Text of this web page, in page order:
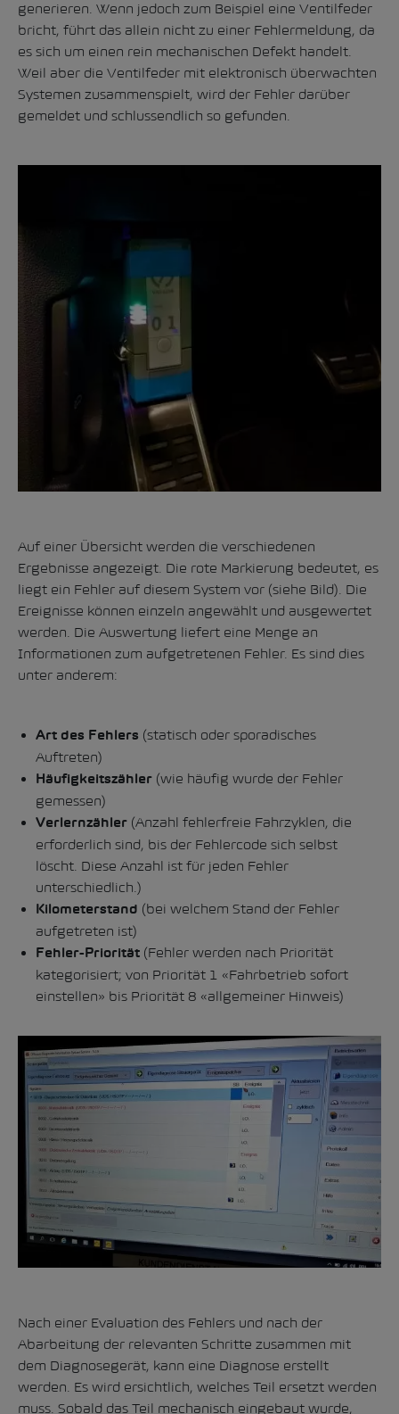
generieren. Wenn jedoch zum Beispiel eine Ventilfeder
bricht, führt das allein nicht zu einer Fehlermeldung, da
es sich um einen rein mechanischen Defekt handelt.
Weil aber die Ventilfeder mit elektronisch überwachten
Systemen zusammenspielt, wird der Fehler darüber
gemeldet und schlussendlich so gefunden.
Auf einer Übersicht werden die verschiedenen
Ergebnisse angezeigt. Die rote Markierung bedeutet, es
liegt ein Fehler auf diesem System vor (siehe Bild). Die
Ereignisse können einzeln angewählt und ausgewertet
werden. Die Auswertung liefert eine Menge an
Informationen zum aufgetretenen Fehler. Es sind dies
unter anderem:
Art des Fehlers (statisch oder sporadisches
Auftreten)
Häufigkeitszähler (wie häufig wurde der Fehler
gemessen)
Verlernzähler (Anzahl fehlerfreie Fahrzyklen, die
erforderlich sind, bis der Fehlercode sich selbst
löscht. Diese Anzahl ist für jeden Fehler
unterschiedlich.)
Kilometerstand (bei welchem Stand der Fehler
aufgetreten ist)
Fehler-Priorität (Fehler werden nach Priorität
kategorisiert; von Priorität 1 «Fahrbetrieb sofort
einstellen» bis Priorität 8 «allgemeiner Hinweis)
Nach einer Evaluation des Fehlers und nach der
Abarbeitung der relevanten Schritte zusammen mit
dem Diagnosegerät, kann eine Diagnose erstellt
werden. Es wird ersichtlich, welches Teil ersetzt werden
muss. Sobald das Teil mechanisch eingebaut wurde,